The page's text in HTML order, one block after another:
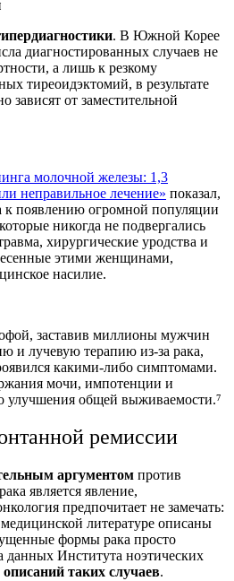
. В Южной Корее
диагностированных случаев не
а лишь к резкому
тиреоидэктомий, в результате
зависят от заместительной
молочной железы: 1,3
неправильное лечение» показал,
к появлению огромной популяции
никогда не подвергались
хирургические уродства и
этими женщинами,
насилие.
заставив миллионы мужчин
и лучевую терапию из-за рака,
какими-либо симптомами.
мочи, импотенции и
улучшения общей выживаемости.⁷
ремиссии
аргументом против
является явление,
предпочитает не замечать:
литературе описаны
формы рака просто
данных Института ноэтических
описаний таких случаев.